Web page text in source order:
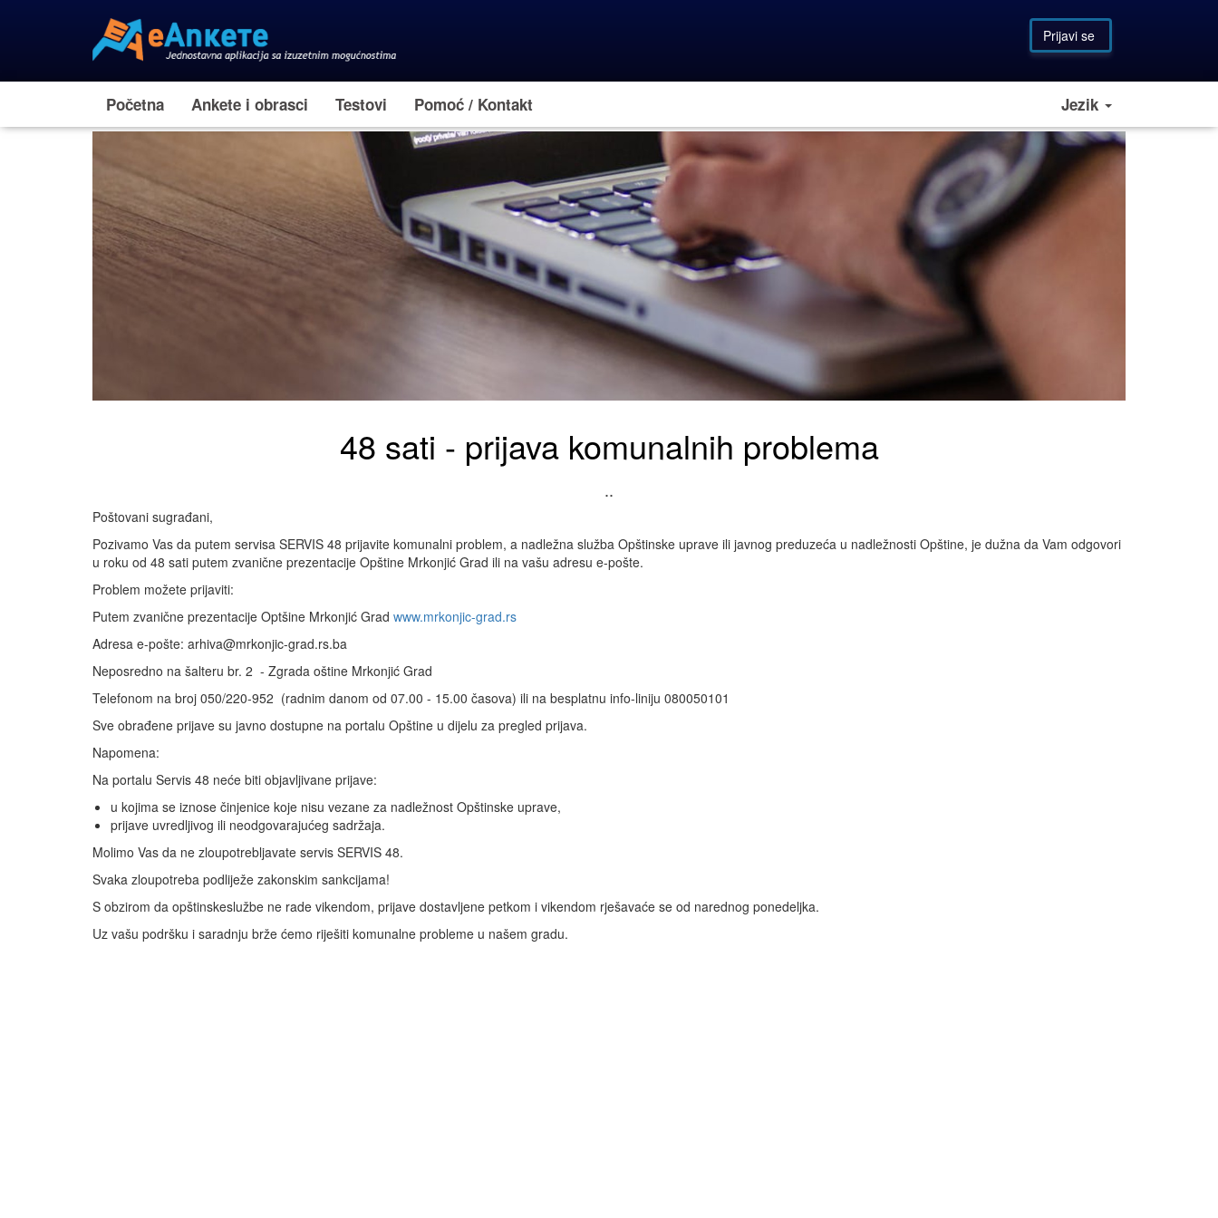
Prijavi se
Početna Ankete i obrasci Testovi Pomoć / Kontakt Jezik
48 sati - prijava komunalnih problema
..
Poštovani sugrađani,
Pozivamo Vas da putem servisa SERVIS 48 prijavite komunalni problem, a nadležna služba Opštinske uprave ili javnog preduzeća u nadležnosti Opštine, je dužna da Vam odgovori
u roku od 48 sati putem zvanične prezentacije Opštine Mrkonjić Grad ili na vašu adresu e-pošte.
Problem možete prijaviti:
Putem zvanične prezentacije Optšine Mrkonjić Grad www.mrkonjic-grad.rs
Adresa e-pošte: arhiva@mrkonjic-grad.rs.ba
Neposredno na šalteru br. 2 - Zgrada oštine Mrkonjić Grad
Telefonom na broj 050/220-952 (radnim danom od 07.00 - 15.00 časova) ili na besplatnu info-liniju 080050101
Sve obrađene prijave su javno dostupne na portalu Opštine u dijelu za pregled prijava.
Napomena:
Na portalu Servis 48 neće biti objavljivane prijave:
u kojima se iznose činjenice koje nisu vezane za nadležnost Opštinske uprave,
prijave uvredljivog ili neodgovarajućeg sadržaja.
Molimo Vas da ne zloupotrebljavate servis SERVIS 48.
Svaka zloupotreba podliježe zakonskim sankcijama!
S obzirom da opštinskeslužbe ne rade vikendom, prijave dostavljene petkom i vikendom rješavaće se od narednog ponedeljka.
Uz vašu podršku i saradnju brže ćemo riješiti komunalne probleme u našem gradu.